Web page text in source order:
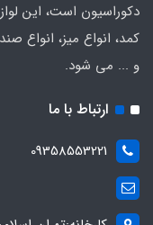
دکوراسیون است، این
کمد، انواع میز، انواع
و ... می شود.
ارتباط با ما
09358553221